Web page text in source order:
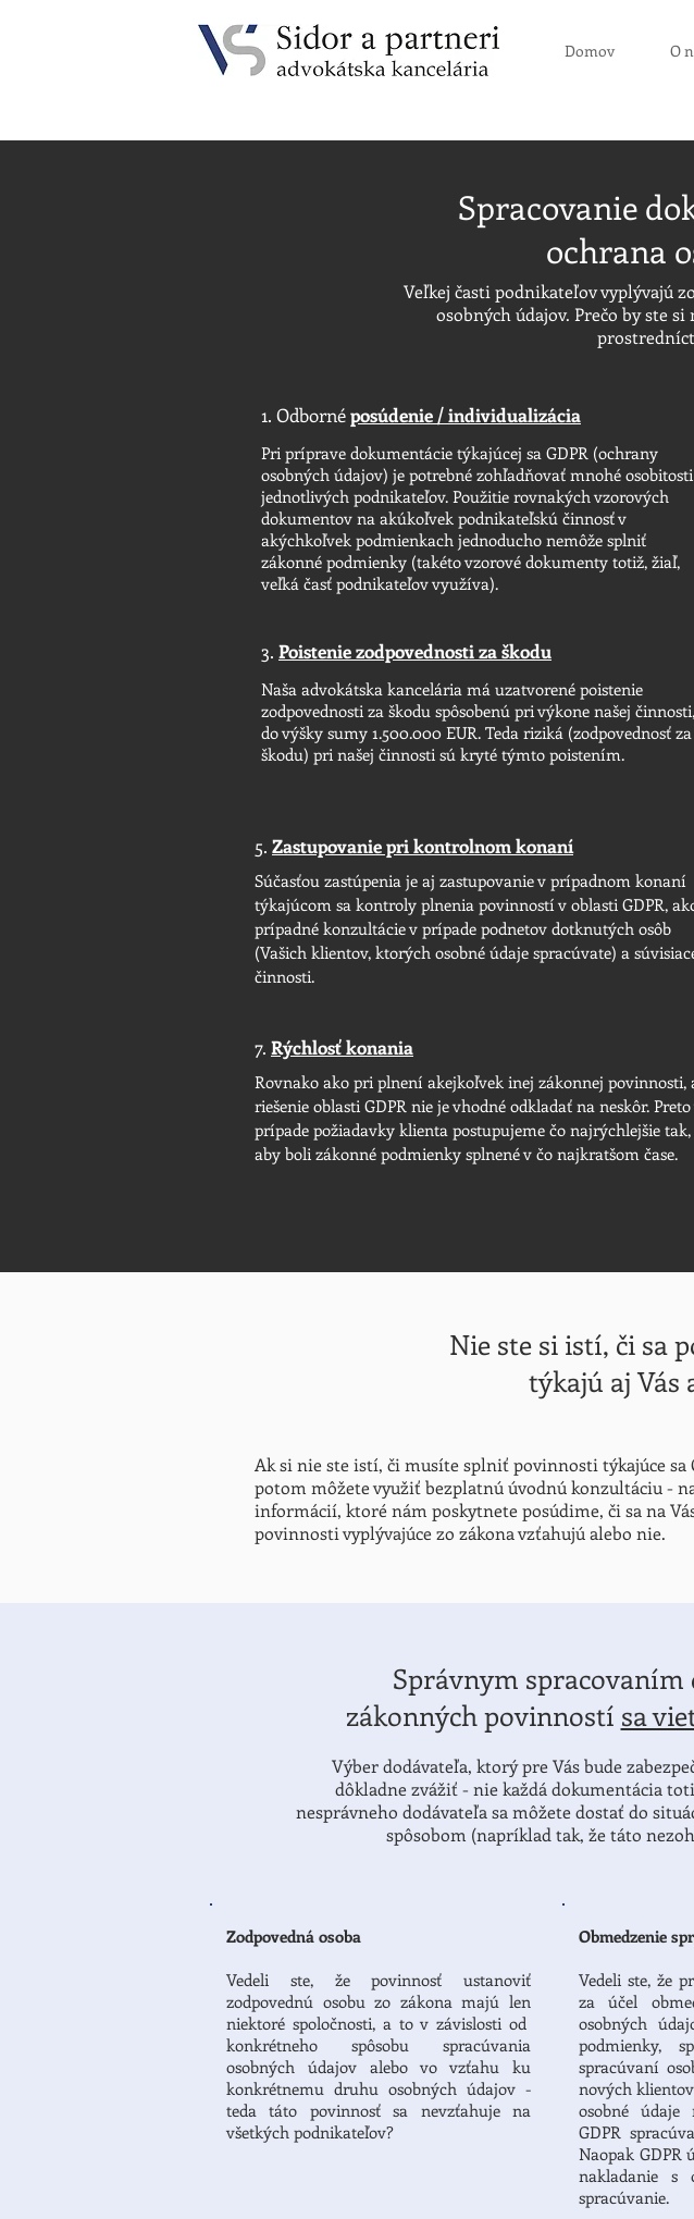
Domov O
Spracovanie
ochrana
Veľkej časti podnikateľov vyplývajú
osobných údajov. Prečo by ste
1. Odbornéposúdenie / individualizácia
Pri príprave dokumentácie týkajúcej sa GDPR (ochrany
osobných údajov) je potrebné zohľadňovať mnohé osobitosti
jednotlivých podnikateľov. Použitie rovnakých vzorových
dokumentov na akúkoľvek podnikateľskú činnosť v
akýchkoľvek podmienkach jednoducho nemôže splniť
zákonné podmienky (takéto vzorové dokumenty totiž, žiaľ,
veľká časť podnikateľov využíva).
3. Poistenie zodpovednosti za škodu
Naša advokátska kancelária má uzatvorené poistenie
zodpovednosti za škodu spôsobenú pri výkone našej
do výšky sumy 1.500.000 EUR. Teda riziká (zodpovednosť za
škodu) pri našej činnosti sú kryté týmto poistením.
5. Zastupovanie pri kontrolnom konaní
Súčasťou zastúpenia je aj zastupovanie v prípadnom konaní
týkajúcom sa kontroly plnenia povinností v oblasti GDPR,
prípadné konzultácie v prípade podnetov dotknutých osôb
(Vašich klientov, ktorých osobné údaje spracúvate) a
činnosti.
7. Rýchlosť konania
Rovnako ako pri plnení akejkoľvek inej zákonnej povinnosti,
riešenie oblasti GDPR nie je vhodné odkladať na neskôr.
prípade požiadavky klienta postupujeme čo najrýchlejšie tak,
aby boli zákonné podmienky splnené v čo najkratšom čase.
Nie ste si istí, či sa
týkajú aj Vás
Ak si nie ste istí, či musíte splniť povinnosti týkajúce sa
potom môžete využiť bezplatnú úvodnú konzultáciu -
informácií, ktoré nám poskytnete posúdime, či sa na
povinnosti vyplývajúce zo zákona vzťahujú alebo nie.
Správnym spracovaním
zákonných povinností sa
Výber dodávateľa, ktorý pre Vás bude
dôkladne zvážiť - nie každá dokumentácia
nesprávneho dodávateľa sa môžete dostať do
spôsobom (napríklad tak, že táto
Zodpovedná osoba
Vedeli ste, že povinnosť ustanoviť
zodpovednú osobu zo zákona majú len
niektoré spoločnosti, a to v závislosti od
konkrétneho spôsobu spracúvania
osobných údajov alebo vo vzťahu ku
konkrétnemu druhu osobných údajov -
teda táto povinnosť sa nevzťahuje na
všetkých podnikateľov?
Obmedzenie
Vedeli ste, že
za účel
osobných
podmienky,
spracúvaní
nových
osobné
GDPR
Naopak GDPR
nakladanie s
spracúvanie.